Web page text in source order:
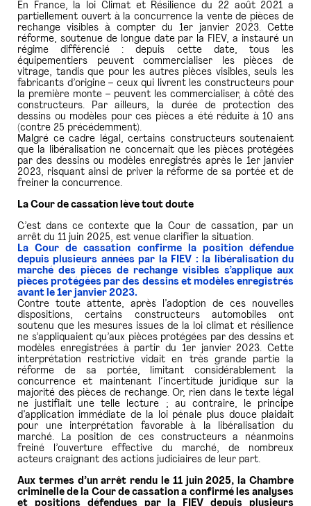
En France, la loi Climat et Résilience du 22 août 2021 a
partiellement ouvert à la concurrence la vente de pièces de
rechange visibles à compter du 1er janvier 2023. Cette
réforme, soutenue de longue date par la FIEV, a instauré un
régime différencié : depuis cette date, tous les
équipementiers peuvent commercialiser les pièces de
vitrage, tandis que pour les autres pièces visibles, seuls les
fabricants d’origine – ceux qui livrent les constructeurs pour
la première monte – peuvent les commercialiser, à côté des
constructeurs. Par ailleurs, la durée de protection des
dessins ou modèles pour ces pièces a été réduite à 10 ans
(contre 25 précédemment).
Malgré ce cadre légal, certains constructeurs soutenaient
que la libéralisation ne concernait que les pièces protégées
par des dessins ou modèles enregistrés après le 1er janvier
2023, risquant ainsi de priver la réforme de sa portée et de
freiner la concurrence.
La Cour de cassation lève tout doute
C’est dans ce contexte que la Cour de cassation, par un
arrêt du 11 juin 2025, est venue clarifier la situation.
La Cour de cassation confirme la position défendue
depuis plusieurs années par la FIEV : la libéralisation du
marché des pièces de rechange visibles s’applique aux
pièces protégées par des dessins et modèles enregistrés
avant le 1er janvier 2023.
Contre toute attente, après l’adoption de ces nouvelles
dispositions, certains constructeurs automobiles ont
soutenu que les mesures issues de la loi climat et résilience
ne s’appliquaient qu’aux pièces protégées par des dessins et
modèles enregistrées à partir du 1er janvier 2023. Cette
interprétation restrictive vidait en très grande partie la
réforme de sa portée, limitant considérablement la
concurrence et maintenant l’incertitude juridique sur la
majorité des pièces de rechange. Or, rien dans le texte légal
ne justifiait une telle lecture ; au contraire, le principe
d’application immédiate de la loi pénale plus douce plaidait
pour une interprétation favorable à la libéralisation du
marché. La position de ces constructeurs a néanmoins
freiné l’ouverture effective du marché, de nombreux
acteurs craignant des actions judiciaires de leur part.
Aux termes d’un arrêt rendu le 11 juin 2025, la Chambre
criminelle de la Cour de cassation a confirmé les analyses
et positions défendues par la FIEV depuis plusieurs